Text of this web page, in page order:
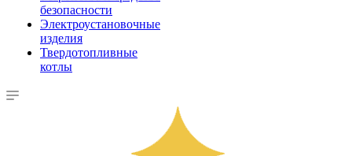
безопасности
Электроустановочные
изделия
Твердотопливные
котлы